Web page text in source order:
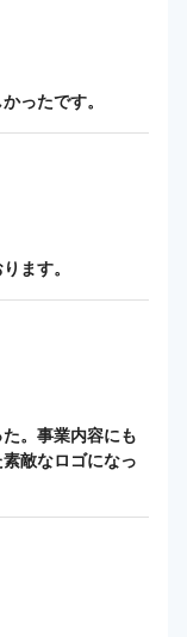
ったです。
ます。
。事業内容にも
敵なロゴになっ